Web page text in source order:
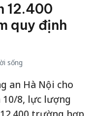
12.400
quy định
sống
an Hà Nội cho
8, lực lượng